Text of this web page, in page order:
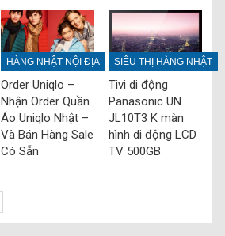
HÀNG NHẬT NỘI ĐỊA
Order Uniqlo –
Nhận Order Quần
Áo Uniqlo Nhật –
Và Bán Hàng Sale
Có Sẵn
SIÊU THỊ HÀNG NHẬT
Tivi di động
Panasonic UN
JL10T3 K màn
hình di động LCD
TV 500GB